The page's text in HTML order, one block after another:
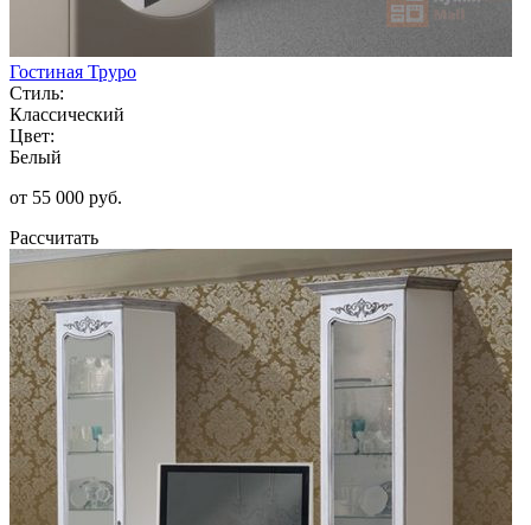
Гостиная Труро
Стиль:
Классический
Цвет:
Белый
от 55 000 руб.
Рассчитать